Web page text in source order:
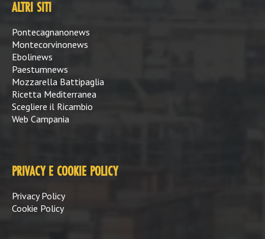
ALTRI SITI
Pontecagnanonews
Montecorvinonews
Ebolinews
Paestumnews
Mozzarella Battipaglia
Ricetta Mediterranea
Scegliere il Ricambio
Web Campania
PRIVACY E COOKIE POLICY
Privacy Policy
Cookie Policy